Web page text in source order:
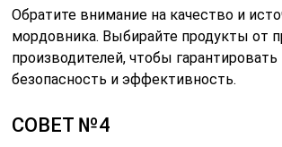
Обратите внимание на качество и
мордовника. Выбирайте продукты от
производителей, чтобы гарантировать
безопасность и эффективность.
СОВЕТ №4